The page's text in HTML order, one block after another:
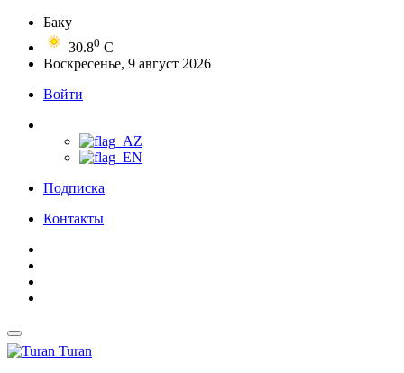
Баку
30.80 C
Воскресенье, 9 август 2026
Войти
Подписка
Контакты
Turan